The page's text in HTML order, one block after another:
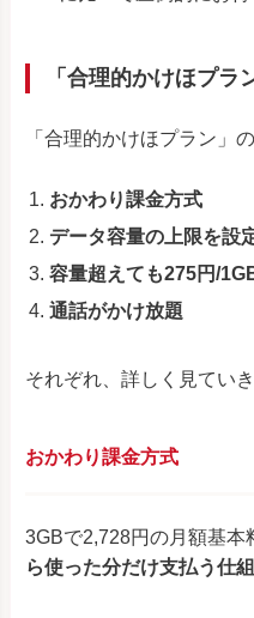
「合理的かけほプラ
「合理的かけほプラン」
おかわり課金方式
データ容量の上限を設
容量超えても275円/
通話がかけ放題
それぞれ、詳しく見ていき
おかわり課金方式
3GBで2,728円の月額基本
ら使った分だけ支払う仕